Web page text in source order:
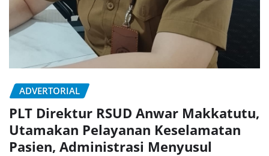
ADVERTORIAL
PLT Direktur RSUD Anwar Makkatutu,
Utamakan Pelayanan Keselamatan
Pasien, Administrasi Menyusul